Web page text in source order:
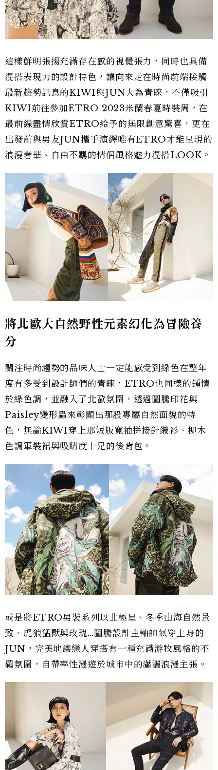
這樣鮮明張揚充滿存在感的視覺張力，同時也具備
混搭表現力的設計特色，讓向來走在時尚前端接觸
最新趨勢訊息的KIWI與JUN大為青睞，不僅吸引
KIWI前往參加ETRO 2023米蘭春夏時裝周，在
最前線盡情欣賞ETRO給予的無限創意驚喜，更在
出發前與男友JUN攜手演繹唯有ETRO才能呈現的
浪漫奢華、自由不羈的情侶風格魅力混搭LOOK。
將北歐大自然野性元素幻化為冒險養
分
關注時尚趨勢的品味人士一定能感受到綠色在整年
度有多受到設計師們的青睞，ETRO也同樣的鍾情
於綠色調，並融入了北歐氛圍，透過圖騰印花與
Paisley變形蟲來彰顯出那股專屬自然面貌的特
色，無論KIWI穿上那短版寬袖拼接針織衫、柳木
色調軍裝裙與吸睛度十足的後背包。
或是將ETRO男裝系列以北極星、冬季山海自然景
致、虎狼猛獸與玫瑰…圖騰設計主軸帥氣穿上身的
JUN，完美地讓戀人穿搭有一種充滿游牧風格的不
羈氛圍，自帶率性漫遊於城市中的瀟灑浪漫主張。